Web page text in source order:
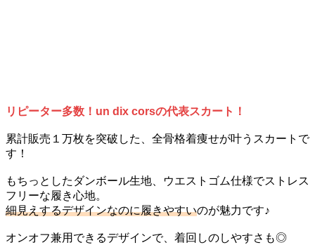
リピーター多数！un dix corsの代表スカート！
累計販売１万枚を突破した、全骨格着痩せが叶うスカートで
す！
もちっとしたダンボール生地、ウエストゴム仕様でストレス
フリーな履き心地。
細見えするデザインなのに履きやすいのが魅力です♪
オンオフ兼用できるデザインで、着回しのしやすさも◎